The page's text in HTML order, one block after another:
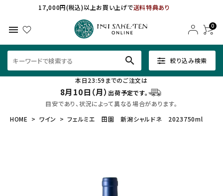
17,000円(税込)以上お買い上げで送料特典あり
menu 0
絞り込み検索
search
本日23:59までのご注文は
8月10日（月） 出荷予定です。
目安であり、状況によって異なる場合があります。
HOME
ワイン フェルミエ 田園 新潟シャルドネ 2023750ml